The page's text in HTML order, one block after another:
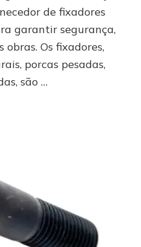
de fixadores
garantir segurança,
obras. Os fixadores,
porcas pesadas,
são …